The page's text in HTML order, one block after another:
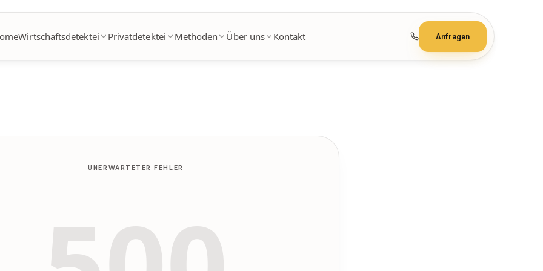
Wirtschaftsdetektei Privatdetektei Methoden Über uns Kontakt Anfragen
UNERWARTETER FEHLER